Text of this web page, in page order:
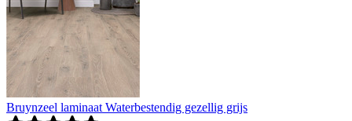
Bruynzeel laminaat Waterbestendig gezellig grijs